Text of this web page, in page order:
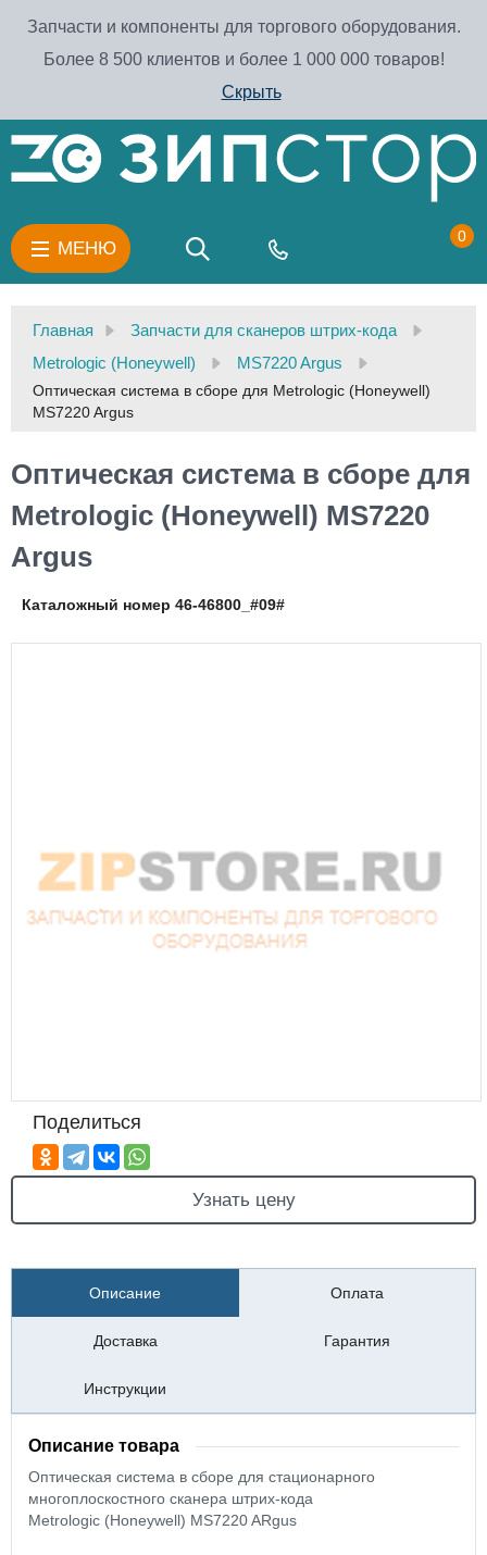
Запчасти и компоненты для торгового оборудования.
Более 8 500 клиентов и более 1 000 000 товаров!
Скрыть
МЕНЮ
0
Главная
Запчасти для сканеров штрих-кода
Metrologic (Honeywell)
MS7220 Argus
Оптическая система в сборе для Metrologic (Honeywell)
MS7220 Argus
Оптическая система в сборе для
Metrologic (Honeywell) MS7220
Argus
Каталожный номер 46-46800_#09#
Поделиться
Узнать цену
Описание Оплата
Доставка Гарантия
Инструкции
Описание товара
Оптическая система в сборе для стационарного
многоплоскостного сканера штрих-кода
Metrologic (Honeywell) MS7220 ARgus